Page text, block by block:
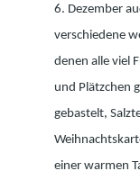
6. Dezember
verschiedene
denen alle viel
und Plätzchen
gebastelt,
einer warmen